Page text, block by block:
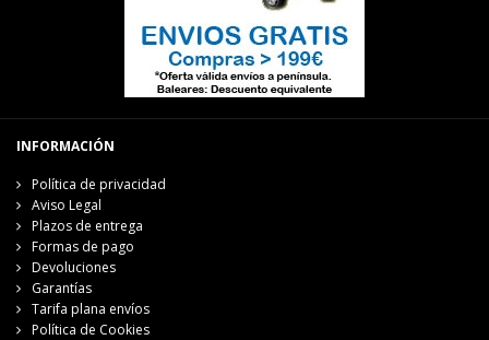
INFORMACIÓN
Política de privacidad
Aviso Legal
Plazos de entrega
Formas de pago
Devoluciones
Garantías
Tarifa plana envíos
Política de Cookies